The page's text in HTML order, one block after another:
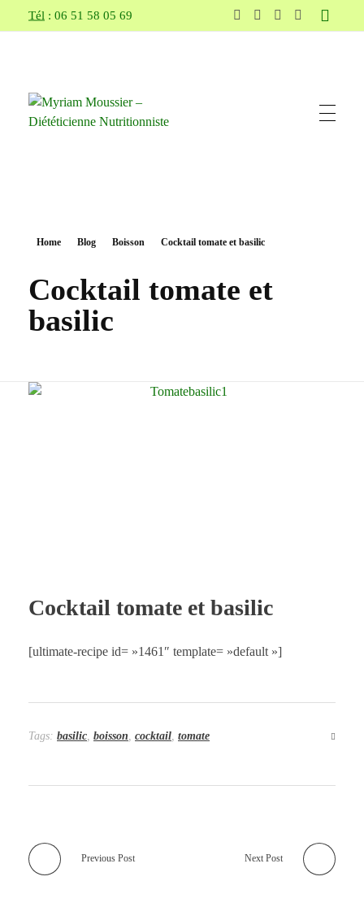
Tél : 06 51 58 05 69
Home Blog Boisson Cocktail tomate et basilic
Cocktail tomate et
basilic
Cocktail tomate et basilic
[ultimate-recipe id= »1461″ template= »default »]
Tags: basilic boisson cocktail tomate
Previous Post Next Post